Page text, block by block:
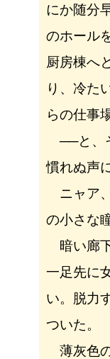
にか随分
のホール
厨房棟へ
り、冷た
らの仕事
──と、
慣れぬ声
ニャア
の小さな
暗い廊
一足先に
い。脱力
ついた。
薄灰色